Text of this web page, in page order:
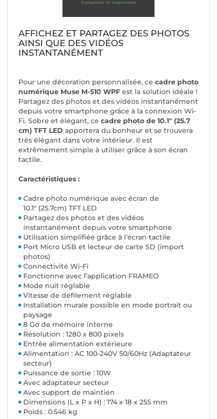
AFFICHEZ ET PARTAGEZ DES PHOTOS
AINSI QUE DES VIDÉOS
INSTANTANÉMENT
Pour une décoration personnalisée, ce cadre photo
numérique Muse M-510 WPF est la solution idéale !
Partagez des photos et des vidéos instantanément
depuis votre smartphone grâce à la connexion Wi-
Fi. Sobre et élégant, ce cadre photo de 10.1" (25.7
cm) TFT LED apportera du bonheur et se trouvera
très élégant dans votre intérieur. Il est
extrêmement simple à utiliser grâce à son écran
tactile.
Caractéristiques :
Cadre photo numérique avec écran de
10.1" (25.7cm) TFT LED
Partagez des photos et des vidéos
instantanément depuis votre smartphone
Utilisation simplifiée grâce à l’écran tactile
Port Micro USB et lecteur de carte SD (import
photos)
Connectivité Wi-Fi
Fonctionne avec l’application FRAMEO
Mode nuit réglable
Vitesse de défilement réglable
Installation murale possible en mode portrait ou
paysage
8 Go de mémoire interne
Résolution : 1280 x 800 pixels
Entrée alimentation extérieure
Alimentation : AC 100-240V 50/60Hz (Adaptateur
secteur)
Puissance de sortie : 10W
Avec adaptateur secteur
Avec support de maintien
Dimensions (L x P x H) : 174 x 18 x 255 mm
Poids : 0.546 kg